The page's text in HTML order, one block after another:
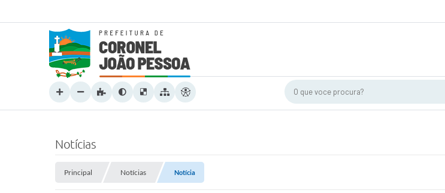
O que voce procura?
Notícias
Principal Notícias Notícia